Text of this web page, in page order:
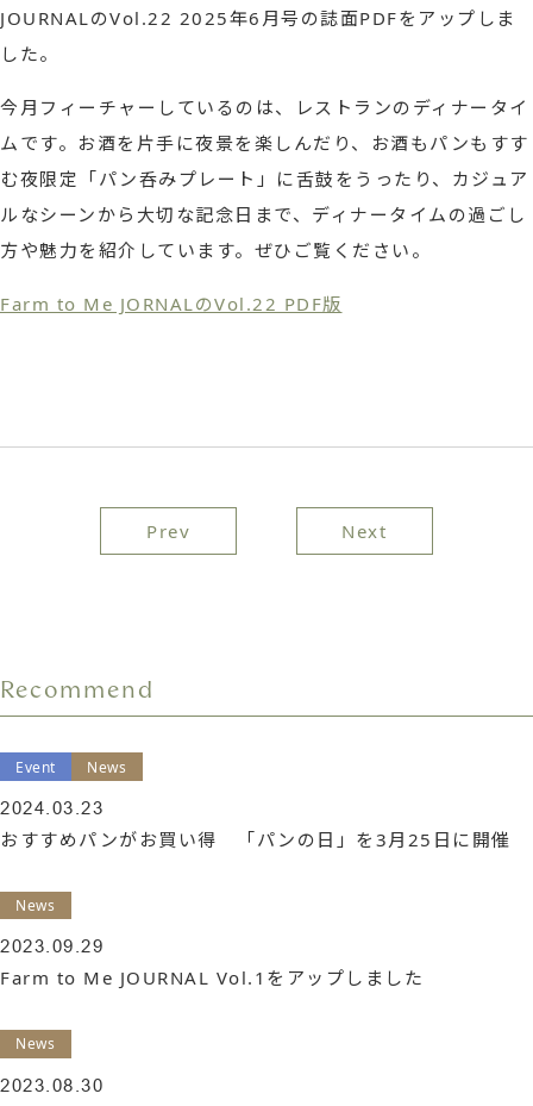
JOURNALのVol.22 2025年6月号の誌面PDFをアップしま
した。
今月フィーチャーしているのは、レストランのディナータイ
ムです。お酒を片手に夜景を楽しんだり、お酒もパンもすす
む夜限定「パン呑みプレート」に舌鼓をうったり、カジュア
ルなシーンから大切な記念日まで、ディナータイムの過ごし
方や魅力を紹介しています。ぜひご覧ください。
Farm to Me JORNALのVol.22 PDF版
ビ
ゲ
ー
シ
ン
Prev Next
Recommend
Event News
2024.03.23
おすすめパンがお買い得 「パンの日」を3月25日に開催
News
2023.09.29
Farm to Me JOURNAL Vol.1をアップしました
News
2023.08.30